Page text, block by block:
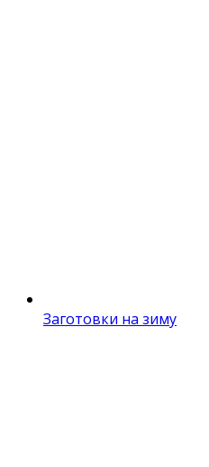
Заготовки на зиму